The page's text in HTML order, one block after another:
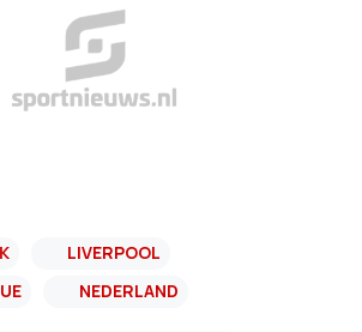
LIVERPOOL
NEDERLAND